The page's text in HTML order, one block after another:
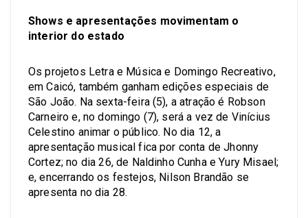
Shows e apresentações movimentam o
interior do estado
Os projetos Letra e Música e Domingo Recreativo,
em Caicó, também ganham edições especiais de
São João. Na sexta-feira (5), a atração é Robson
Carneiro e, no domingo (7), será a vez de Vinícius
Celestino animar o público. No dia 12, a
apresentação musical fica por conta de Jhonny
Cortez; no dia 26, de Naldinho Cunha e Yury Misael;
e, encerrando os festejos, Nilson Brandão se
apresenta no dia 28.